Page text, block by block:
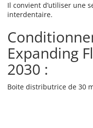
Il convient d’utiliser une
interdentaire.
Expanding
2030 :
Boite distributrice de 30